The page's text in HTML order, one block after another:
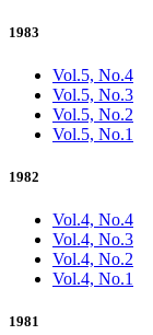
1983
Vol.5, No.4
Vol.5, No.3
Vol.5, No.2
Vol.5, No.1
1982
Vol.4, No.4
Vol.4, No.3
Vol.4, No.2
Vol.4, No.1
1981